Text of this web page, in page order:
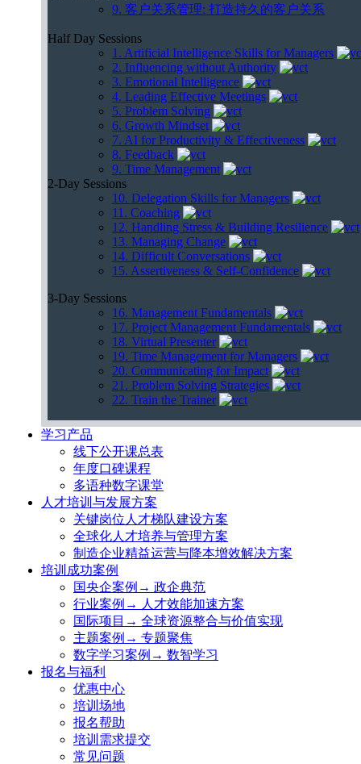
9. 客户关系管理: 打造持久的客户关系
Half Day Sessions
1. Artificial Intelligence Skills for Managers
2. Influencing without Authority
3. Emotional Intelligence
4. Leading Effective Meetings
5. Problem Solving
6. Growth Mindset
7. AI for Productivity & Effectiveness
8. Feedback
9. Time Management
2-Day Sessions
10. Delegation Skills for Managers
11. Coaching
12. Handling Stress & Building Resilience
13. Managing Change
14. Difficult Conversations
15. Assertiveness & Self-Confidence
3-Day Sessions
16. Management Fundamentals
17. Project Management Fundamentals
18. Virtual Presenter
19. Time Management for Managers
20. Communicating for Impact
21. Problem Solving Strategies
22. Train the Trainer
学习产品
线下公开课总表
年度口碑课程
多语种数字课堂
人才培训与发展方案
关键岗位人才梯队建设方案
全球化人才培养与管理方案
制造企业精益运营与降本增效解决方案
培训成功案例
国央企案例→ 政企典范
行业案例→ 人才效能加速方案
国际项目→ 全球资源整合与价值实现
主题案例→ 专题聚焦
数字学习案例→ 数智学习
报名与福利
优惠中心
培训场地
报名帮助
培训需求提交
常见问题